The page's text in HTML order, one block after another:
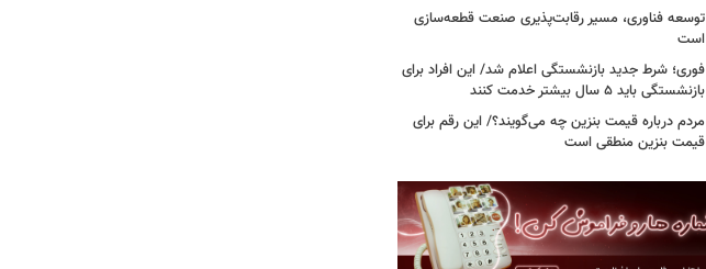
توسعه فناوری، مسیر رقابت‌پذیری صنعت قطعه‌سازی
است
فوری؛ شرط جدید بازنشستگی اعلام شد/ این افراد برای
بازنشستگی باید ۵ سال بیشتر خدمت کنند
مردم درباره قیمت بنزین چه می‌گویند؟/ این رقم برای
قیمت بنزین منطقی است